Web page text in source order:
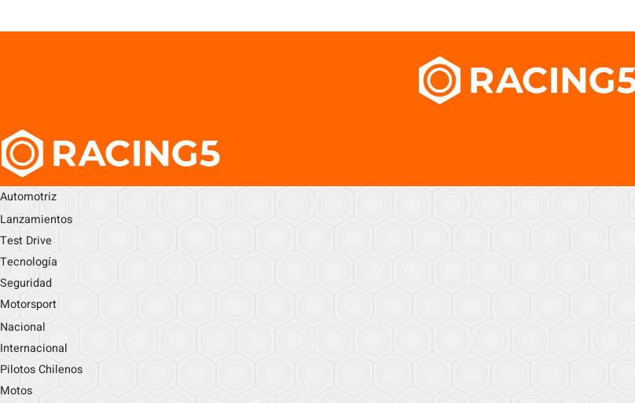
Automotriz
Lanzamientos
Test Drive
Tecnología
Seguridad
Motorsport
Nacional
Internacional
Pilotos Chilenos
Motos